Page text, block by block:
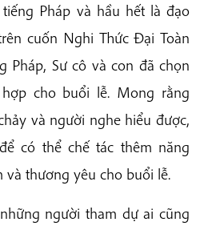
Pháp và hầu hết là đạo
cuốn Nghi Thức Đại Toàn
Pháp, Sư cô và con đã chọn
cho buổi lễ. Mong rằng
và người nghe hiểu được,
có thể chế tác thêm năng
và thương yêu cho buổi lễ.
người tham dự ai cũng